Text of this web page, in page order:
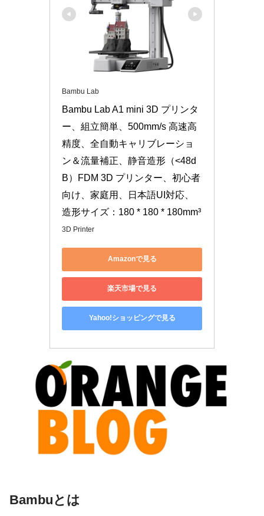
Bambu Lab
Bambu Lab A1 mini 3D プリンタ
ー、組立簡単、500mm/s 高速高
精度、全自動キャリブレーショ
ン＆流量補正、静音造形（<48d
B）FDM 3D プリンター、初心者
向け、家庭用、日本語UI対応、
造形サイズ：180 * 180 * 180mm³
3D Printer
Amazonで見る
楽天市場で見る
Yahoo!ショッピングで見る
Bambuとは